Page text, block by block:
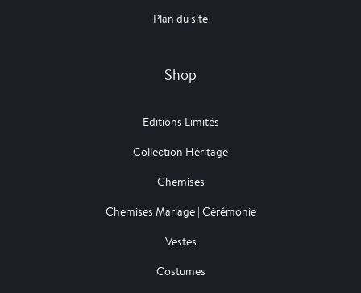
Plan du site
Shop
Editions Limités
Collection Héritage
Chemises
Chemises Mariage | Cérémonie
Vestes
Costumes